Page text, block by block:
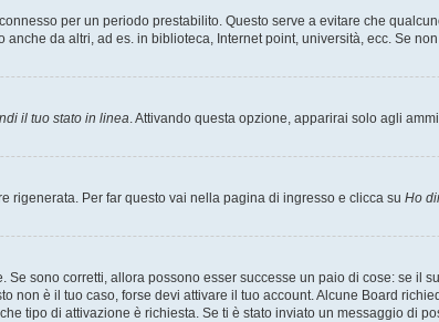
per un periodo prestabilito. Questo serve a evitare che
da altri, ad es. in biblioteca, Internet point, università, ecc. Se
il tuo stato in linea. Attivando questa opzione, apparirai solo agli
rigenerata. Per far questo vai nella pagina di ingresso e clicca su Ho
sono corretti, allora possono esser successe un paio di cose: se il
non è il tuo caso, forse devi attivare il tuo account. Alcune Board
tipo di attivazione è richiesta. Se ti è stato inviato un messaggio di